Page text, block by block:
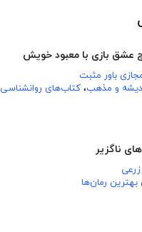
عشق بازی با معبود خویش
باور مثبت
و مذهب، کتاب‌های روانشناسی
ناگزیر
بهترین رمان‌ها